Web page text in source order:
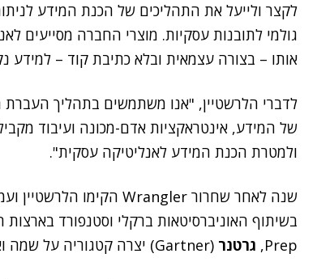
לקצר ולייעל את התהליכים של הכנת המידע
גולמי לתובנות עסקיות. מוצרי החברה מסייעים
אותו – בצורה עצמאית ובלא כתיבת קוד – למידע
לדברי הלרשטיין, "אנו משתמשים בתהליך העברת
של המידע, אינטראקציות אדם-מכונה ועיבוד
ולמטרת הכנת המידע לאנליטיקה עסקית".
Prep, גרטנר (Gartner) יצרה קטגוריה על שמה ואנחנו מובילים בריבוע הקסם שלה".